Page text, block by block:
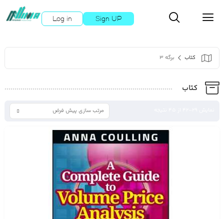
Log in Sign UP
کتاب برگه 3
کتاب